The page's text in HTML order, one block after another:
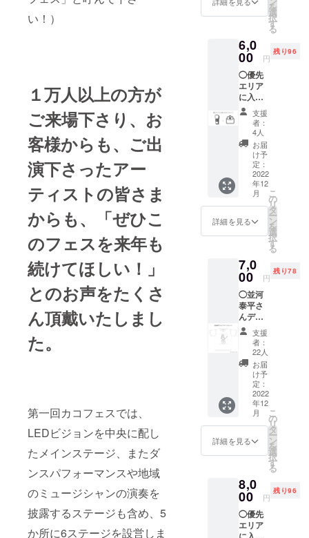
い！）
１万人以上の方が
ご来場下さり、お
客様からも、ご出
演下さったアー
ティストの皆さま
からも、
「ぜひこ
のフェスを来年も
続けてほしい！」
とのお声をたくさ
ん頂戴いたしまし
た。
第一回カコフェスでは、
LEDビジョンを中央に配し
たメインステージ、またダ
ンスパフォーマンスや地域
のミュージシャンの演奏を
披露するステージも含め、5
か所に6ステージを設営しま
して頂
ければ
と思い
ます。
（cm）
S
9/42 M
52/69/2
0/46 L
55/73/2
2/50 XL
58/77/2
4/54
United
Athle
5.6オン
ス ハイ
クオリ
ティー
Tシャツ
【5001-
ラーは
デザイ
ンが決
まり次
第お選
び頂け
ます。
（後日
調整）
※画像2
枚目に
昨年度
のカコ
フェス
ロゴT
がござ
います
にして
頂けれ
ばと思
いま
す。
ホーム
援者の
お名前
を掲載
させて
頂きま
す。 ま
た心を
込めた
Thank
youメッ
セージ
をお送
りいた
しま
す。
【カコ
フェス
https://
kakofe
※ご支援
時に
【備考
欄】に
HPに掲
載ご希
望のお
名前を
ご記入
くださ
い ※公
序良俗
に反さ
ないお
す ※掲
載不要
の方は
備考欄
へ【不
を
選
択
す
る
6,0
00 円
残り96
◯優先
エリア
に入場
できる
リスト
バンド
＋心を
込めた
Thank
youメッ
セージ
優先エ
リアに
入場で
きるリ
着でメ
インス
テージ
の最前
列ブ
ロック
に入場
できま
す。 最
前列ブ
ロック
でカコ
フェス
を楽し
みたい
という
方オス
ステー
ジ以外
先ブ
ロック
支援
者：
4人
お届
け予
定：
2022
年12
月
詳細を見る
こ
の
リ
タ
ー
ン
を
選
択
す
る
7,0
00 円
残り78
◯並河
泰平さ
んデザ
インT
シャツ
＋心を
込めた
Thank
youメッ
セージ
クラウ
ドファ
ンディ
ングで
しか購
河泰平
さん描
き下ろ
しデザ
インT
支援
者：
22人
お届
け予
定：
2022
年12
月
詳細を見る
こ
の
リ
タ
ー
ン
を
選
択
す
る
8,0
00 円
残り96
◯優先
エリア